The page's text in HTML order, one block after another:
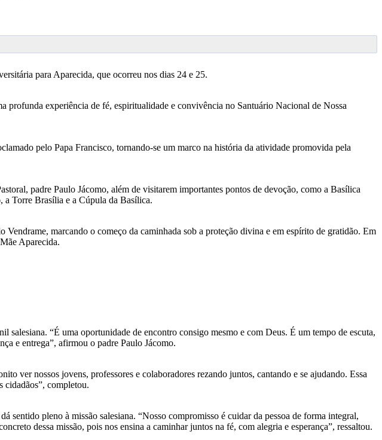
para Aparecida, que ocorreu nos dias 24 e 25.
profunda experiência de fé, espiritualidade e convivência no Santuário Nacional de Nossa
pelo Papa Francisco, tornando-se um marco na história da atividade promovida pela
padre Paulo Jácomo, além de visitarem importantes pontos de devoção, como a Basílica
a Torre Brasília e a Cúpula da Basílica.
marcando o começo da caminhada sob a proteção divina e em espírito de gratidão. Em
Aparecida.
salesiana. “É uma oportunidade de encontro consigo mesmo e com Deus. É um tempo de escuta,
e entrega”, afirmou o padre Paulo Jácomo.
ver nossos jovens, professores e colaboradores rezando juntos, cantando e se ajudando. Essa
cidadãos”, completou.
sentido pleno à missão salesiana. “Nosso compromisso é cuidar da pessoa de forma integral,
dessa missão, pois nos ensina a caminhar juntos na fé, com alegria e esperança”, ressaltou.